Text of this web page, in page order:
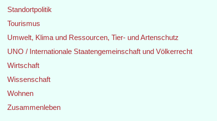
Standortpolitik
Tourismus
Umwelt, Klima und Ressourcen, Tier- und Artenschutz
UNO / Internationale Staatengemeinschaft und Völkerrecht
Wirtschaft
Wissenschaft
Wohnen
Zusammenleben